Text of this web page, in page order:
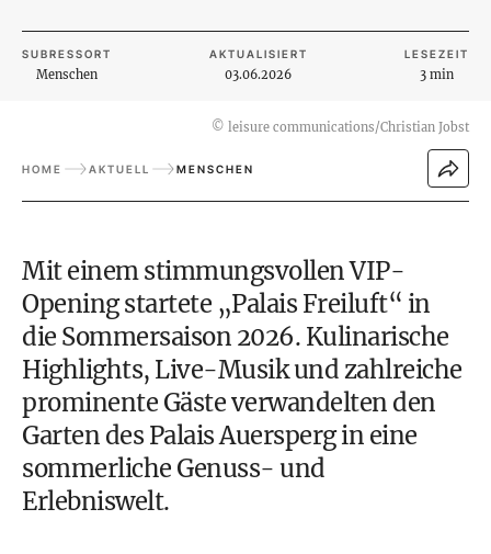
SUBRESSORT
Menschen
AKTUALISIERT
03.06.2026
LESEZEIT
3 min
© leisure communications/Christian Jobst
HOME AKTUELL MENSCHEN
Mit einem stimmungsvollen VIP-
Opening startete „Palais Freiluft“ in
die Sommersaison 2026. Kulinarische
Highlights, Live-Musik und zahlreiche
prominente Gäste verwandelten den
Garten des Palais Auersperg in eine
sommerliche Genuss- und
Erlebniswelt.